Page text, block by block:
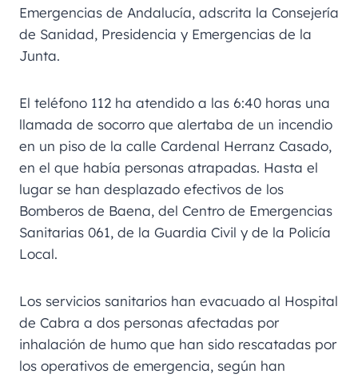
Emergencias de Andalucía, adscrita la Consejería
de Sanidad, Presidencia y Emergencias de la
Junta.
El teléfono 112 ha atendido a las 6:40 horas una
llamada de socorro que alertaba de un incendio
en un piso de la calle Cardenal Herranz Casado,
en el que había personas atrapadas. Hasta el
lugar se han desplazado efectivos de los
Bomberos de Baena, del Centro de Emergencias
Sanitarias 061, de la Guardia Civil y de la Policía
Local.
Los servicios sanitarios han evacuado al Hospital
de Cabra a dos personas afectadas por
inhalación de humo que han sido rescatadas por
los operativos de emergencia, según han